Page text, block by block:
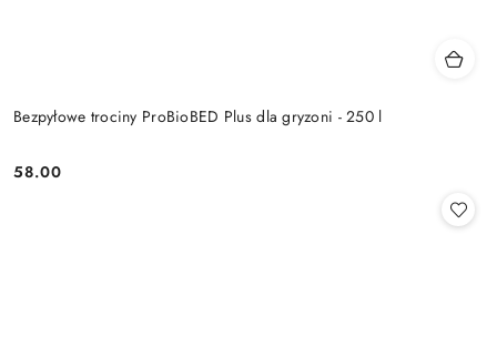
Bezpyłowe trociny ProBioBED Plus dla gryzoni - 250 l
Cena:
58.00